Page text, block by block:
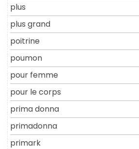
plus
plus grand
poitrine
poumon
pour femme
pour le corps
prima donna
primadonna
primark